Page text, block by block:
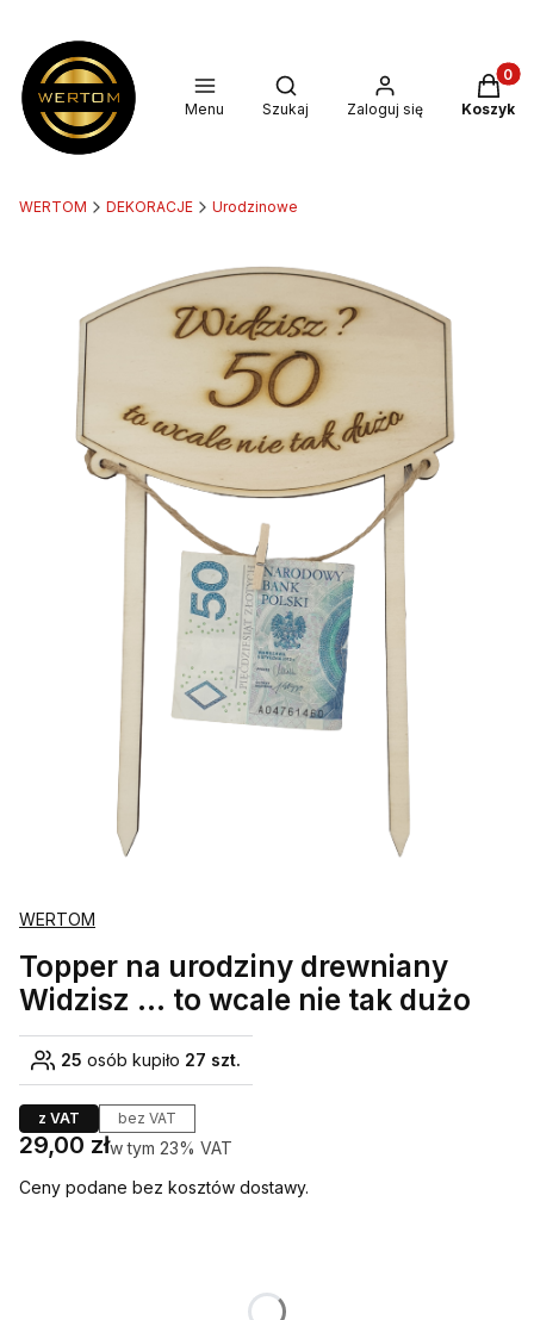
Menu
Otwórz wyszukiwarkę
Szukaj Zaloguj się Koszyk
WERTOM DEKORACJE Urodzinowe
WERTOM
Topper na urodziny drewniany
Widzisz ... to wcale nie tak dużo
25 osób kupiło 27 szt.
z VAT bez VAT
Cena
29,00 złw tym 23% VAT
w tym 23% VAT
Ceny podane bez kosztów dostawy.